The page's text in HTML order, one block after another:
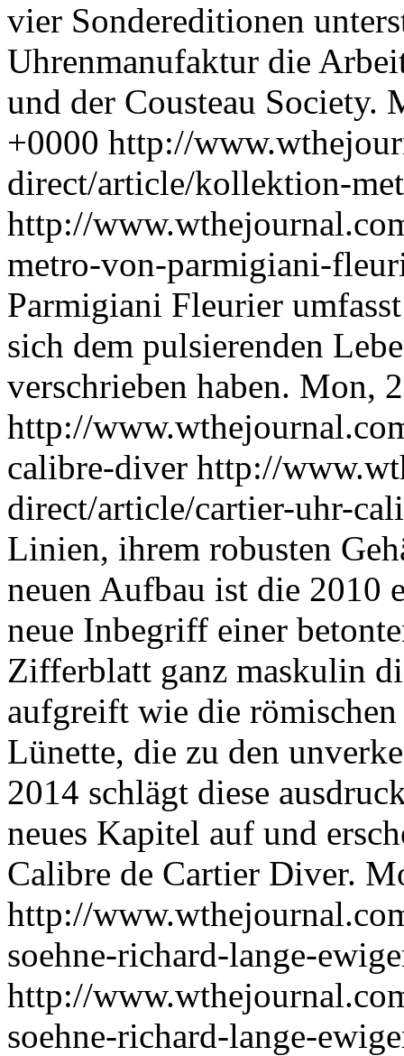
vier Sondereditionen
Uhrenmanufaktur die
und der Cousteau Society.
+0000 http://
direct/article/kollektion-
http://
metro-von-parmigiani-
Parmigiani Fleurier
sich dem pulsierenden
verschrieben haben. Mon,
http://
calibre-diver http://
direct/article/cartier-uhr-
Linien, ihrem robusten
neuen Aufbau ist die 2010
neue Inbegriff einer
Zifferblatt ganz maskulin
aufgreift wie die
Lünette, die zu den
2014 schlägt diese
neues Kapitel auf und
Calibre de Cartier Diver.
http://
soehne-richard-lange-
http://
soehne-richard-lange-